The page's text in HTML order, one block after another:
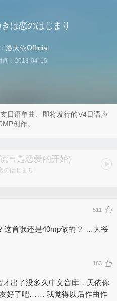
は恋のはじまり
洛天依Official
： 2018-04-15
日语单曲、即将发行的V4日语声
创作。
言是恋爱的开始)
のはじまり
511
这首歌还是40mp做的？ …大爷
183
出了没多久中文音库，天依你
好了吧…… 我觉得以后作曲作